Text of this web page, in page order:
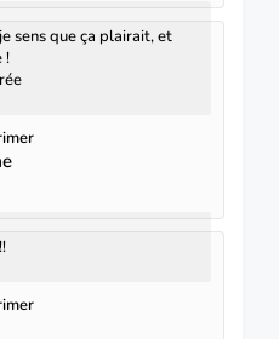
sens que ça plairait, et
!